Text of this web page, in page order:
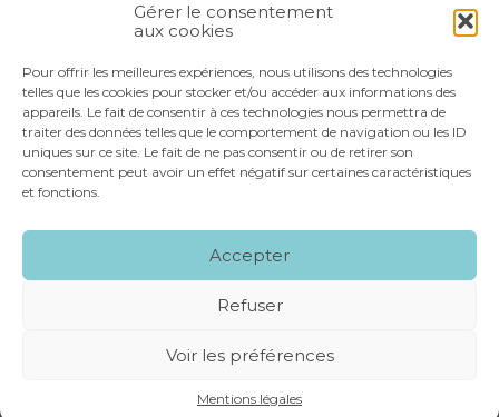
Gérer le consentement
aux cookies
Pour offrir les meilleures expériences, nous utilisons des technologies
telles que les cookies pour stocker et/ou accéder aux informations des
appareils. Le fait de consentir à ces technologies nous permettra de
traiter des données telles que le comportement de navigation ou les ID
uniques sur ce site. Le fait de ne pas consentir ou de retirer son
consentement peut avoir un effet négatif sur certaines caractéristiques
et fonctions.
Accepter
Refuser
Voir les préférences
Mentions légales
FaceBook
TwitterLinkedIn
Footer
NOS SERVICES
NOS SPÉCIALITÉS
RECRUTEMENT CONTACT
MENTIONS LÉGALES PLAN DU SITE
CONCEPTION ET RÉALISATION CLASSE 7